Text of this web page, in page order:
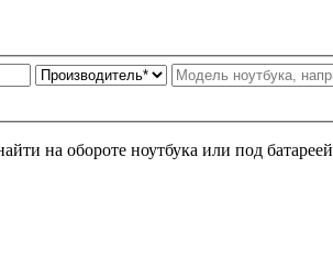
на обороте ноутбука или под батареей